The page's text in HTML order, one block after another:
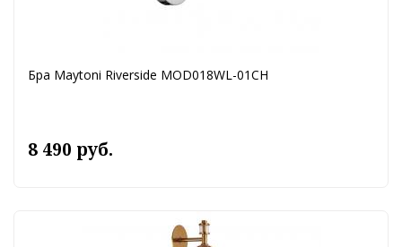
Бра Maytoni Riverside MOD018WL-01CH
8 490 руб.